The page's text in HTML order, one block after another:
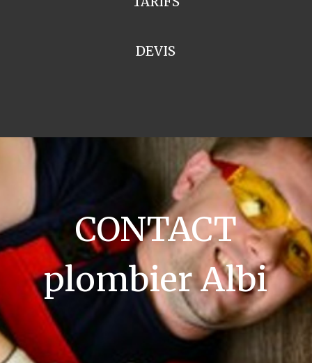
DEVIS
CONTACT
plombier Albi